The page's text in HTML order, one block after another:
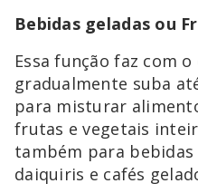
Bebidas geladas ou
Essa função faz com
gradualmente suba
para misturar
frutas e vegetais
também para
daiquiris e cafés